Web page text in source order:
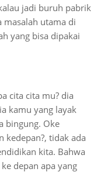
jadi buruh pabrik
masalah utama di
yang bisa dipakai
cita cita mu? dia
kamu yang layak
bingung. Oke
kedepan?, tidak ada
kita. Bahwa
depan apa yang